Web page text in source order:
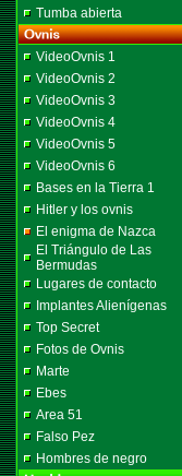
Tumba abierta
VideoOvnis 1
VideoOvnis 2
VideoOvnis 3
VideoOvnis 4
VideoOvnis 5
VideoOvnis 6
Bases en la Tierra 1
Hitler y los ovnis
El enigma de Nazca
El Triángulo de Las
Bermudas
Lugares de contacto
Implantes Alienígenas
Top Secret
Fotos de Ovnis
Marte
Ebes
Area 51
Falso Pez
Hombres de negro